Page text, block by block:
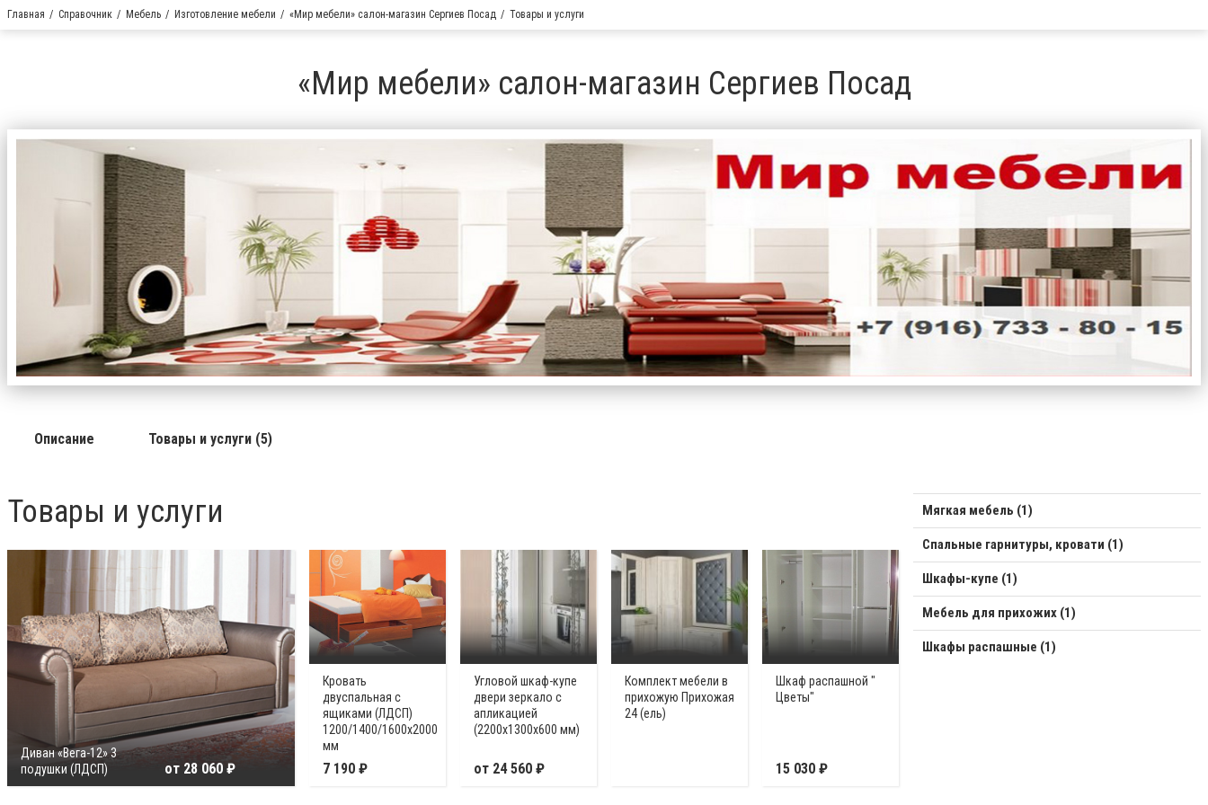
Главная Справочник Мебель Изготовление мебели «Мир мебели» салон-магазин Сергиев Посад Товары и услуги
«Мир мебели» салон-магазин Сергиев Посад
Описание Товары и услуги (5)
Товары и услуги
Диван «Вега-12» 3
подушки (ЛДСП)
от 28 060 ₽
Кровать
двуспальная с
ящиками (ЛДСП)
1200/1400/1600х2000
мм
7 190 ₽
Угловой шкаф-купе
двери зеркало с
апликацией
(2200х1300х600 мм)
от 24 560 ₽
Комплект мебели в
прихожую Прихожая
24 (ель)
Шкаф распашной "
Цветы"
15 030 ₽
Мягкая мебель (1)
Спальные гарнитуры, кровати (1)
Шкафы-купе (1)
Мебель для прихожих (1)
Шкафы распашные (1)